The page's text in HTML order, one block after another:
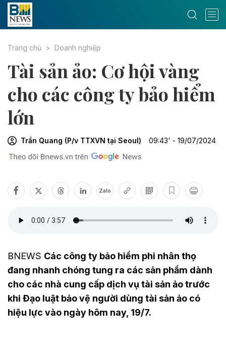
Trang chủ Doanh nghiệp
Tài sản ảo: Cơ hội vàng
cho các công ty bảo hiểm
lớn
Trần Quang (P/v TTXVN tại Seoul) 09:43' - 19/07/2024
Zalo
BNEWS Các công ty bảo hiểm phi nhân thọ
đang nhanh chóng tung ra các sản phẩm dành
cho các nhà cung cấp dịch vụ tài sản ảo trước
khi Đạo luật bảo vệ người dùng tài sản ảo có
hiệu lực vào ngày hôm nay, 19/7.